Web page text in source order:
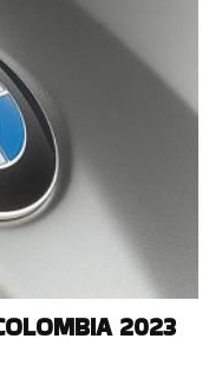
2023